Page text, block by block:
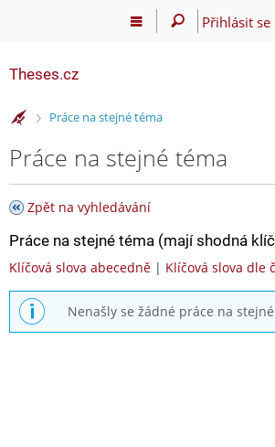
Přihlásit se
Theses.cz
>Práce na stejné téma
Práce na stejné téma
Zpět na vyhledávání
Práce na stejné téma (mají shodná
Klíčová slova abecedně | Klíčová slova dle
Nenašly se žádné práce na